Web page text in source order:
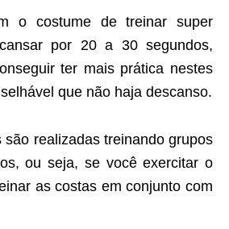
o costume de treinar super
por 20 a 30 segundos,
ter mais prática nestes
que não haja descanso.
são realizadas treinando grupos
ou seja, se você exercitar o
as costas em conjunto com